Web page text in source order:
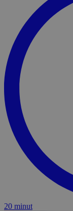
20 minut